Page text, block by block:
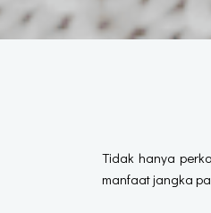
Tidak hanya
manfaat jangka